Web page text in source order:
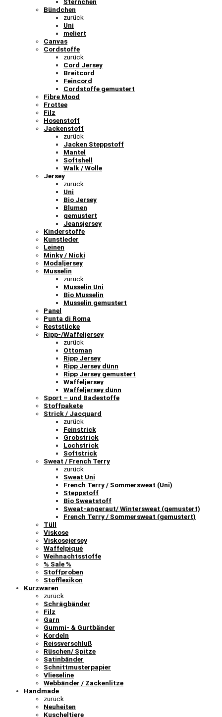
Sternchen
Bündchen
zurück
Uni
meliert
Canvas
Cordstoffe
zurück
Cord Jersey
Breitcord
Feincord
Cordstoffe gemustert
Fibre Mood
Frottee
Filz
Hosenstoff
Jackenstoff
zurück
Jacken Steppstoff
Mantel
Softshell
Walk / Wolle
Jersey
zurück
Uni
Bio Jersey
Blumen
gemustert
Jeansjersey
Kinderstoffe
Kunstleder
Leinen
Minky / Nicki
Modaljersey
Musselin
zurück
Musselin Uni
Bio Musselin
Musselin gemustert
Panel
Punta di Roma
Reststücke
Ripp-/Waffeljersey
zurück
Ottoman
Ripp Jersey
Ripp Jersey dünn
Ripp Jersey gemustert
Waffeljersey
Waffeljersey dünn
Sport – und Badestoffe
Stoffpakete
Strick / Jacquard
zurück
Feinstrick
Grobstrick
Lochstrick
Softstrick
Sweat / French Terry
zurück
Sweat Uni
French Terry / Sommersweat (Uni)
Steppstoff
Bio Sweatstoff
Sweat-angeraut/ Wintersweat (gemustert)
French Terry / Sommersweat (gemustert)
Tüll
Viskose
Viskosejersey
Waffelpiqué
Weihnachtsstoffe
% Sale %
Stoffproben
Stofflexikon
Kurzwaren
zurück
Schrägbänder
Filz
Garn
Gummi- & Gurtbänder
Kordeln
Reissverschluß
Rüschen/ Spitze
Satinbänder
Schnittmusterpapier
Vlieseline
Webbänder / Zackenlitze
Handmade
zurück
Neuheiten
Kuscheltiere